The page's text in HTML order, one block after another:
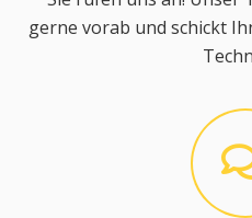
gerne vorab und schickt